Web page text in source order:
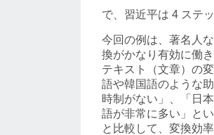
で、習近平は 4 ステ
今回の例は、著名人
換がかなり有効に働
テキスト（文章）の
語や韓国語のような
時制がない」、「日
語が非常に多い」と
と比較して、変換効